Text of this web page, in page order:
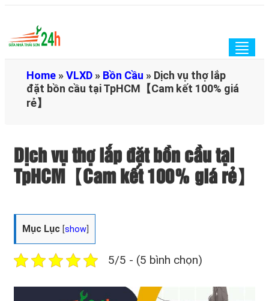
Home »VLXD » Bồn Cầu » Dịch vụ thợ lắp
đặt bồn cầu tại TpHCM【Cam kết 100% giá
rẻ】
Dịch vụ thợ lắp đặt bồn cầu tại
TpHCM【Cam kết 100% giá rẻ】
Mục Lục [show
5/5 - (5 bình chọn)